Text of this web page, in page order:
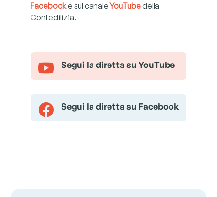
Facebooke sul canaleYouTubedella
Confedilizia.
 Segui la diretta su YouTube
 Segui la diretta su Facebook